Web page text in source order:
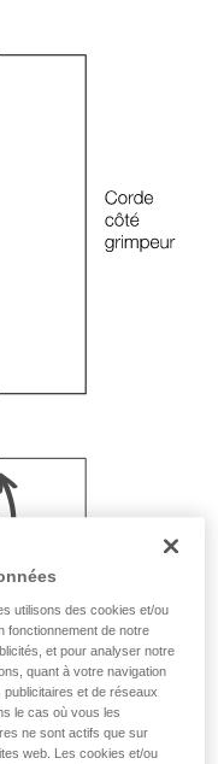
une
spécifique. Validez
à refaire
sécurité, avant
de techniques
exister d’autres
utilisons des cookies et/ou
fonctionnement de notre
et pour analyser notre
quant à votre navigation
et de réseaux
le cas où vous les
ne sont actifs que sur
web. Les cookies et/ou